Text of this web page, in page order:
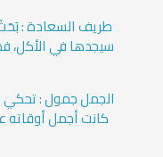
طريف السعادة :
سيجدها في الأكل،
الجمل جمول :
كانت أجمل أوقاته